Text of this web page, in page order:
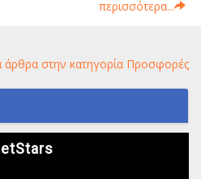
περισσότερα...
άρθρα στην κατηγορία Προσφορές